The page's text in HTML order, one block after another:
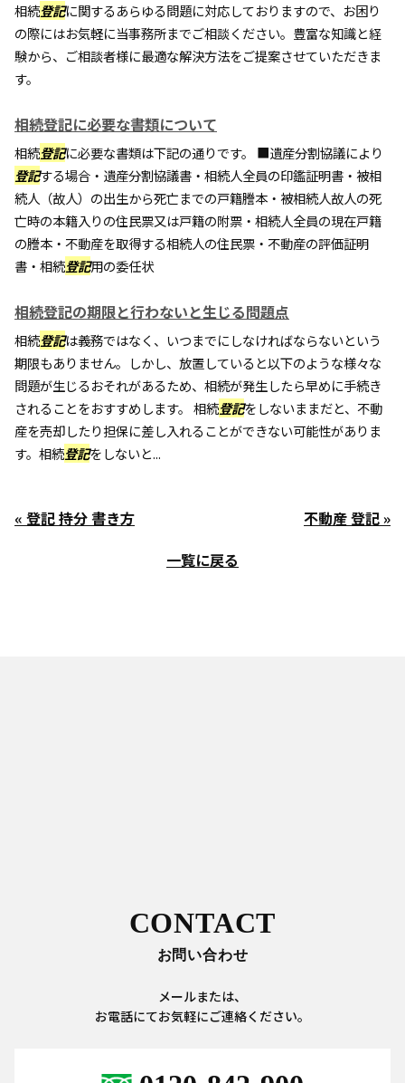
相続登記に関するあらゆる問題に対応しておりますので、お困り
の際にはお気軽に当事務所までご相談ください。豊富な知識と経
験から、ご相談者様に最適な解決方法をご提案させていただきま
す。
相続登記に必要な書類について
相続登記に必要な書類は下記の通りです。 ■遺産分割協議により
登記する場合・遺産分割協議書・相続人全員の印鑑証明書・被相
続人（故人）の出生から死亡までの戸籍謄本・被相続人故人の死
亡時の本籍入りの住民票又は戸籍の附票・相続人全員の現在戸籍
の謄本・不動産を取得する相続人の住民票・不動産の評価証明
書・相続登記用の委任状
相続登記の期限と行わないと生じる問題点
相続登記は義務ではなく、いつまでにしなければならないという
期限もありません。しかし、放置していると以下のような様々な
問題が生じるおそれがあるため、相続が発生したら早めに手続き
されることをおすすめします。 相続登記をしないままだと、不動
産を売却したり担保に差し入れることができない可能性がありま
す。相続登記をしないと...
« 登記 持分 書き方
不動産 登記 »
一覧に戻る
CONTACT
お問い合わせ
メールまたは、
お電話にてお気軽にご連絡ください。